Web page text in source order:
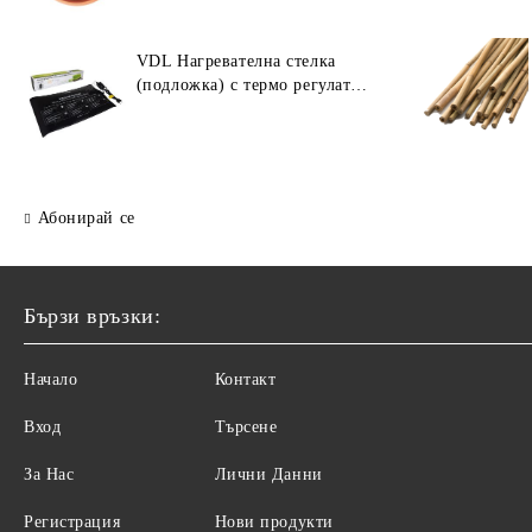
VDL Нагревателна стелка
(подложка) с термо регулатор
Абонирай се
Бързи връзки:
Начало
Вход
За Нас
Регистрация
Контакт
Търсене
Лични Данни
Нови продукти